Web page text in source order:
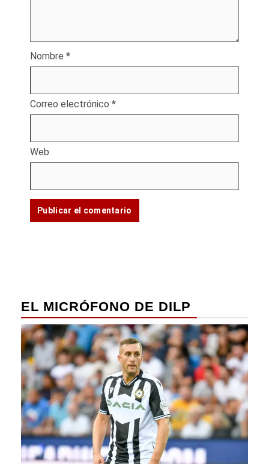
Nombre *
Correo electrónico *
Web
EL MICRÓFONO DE DILP